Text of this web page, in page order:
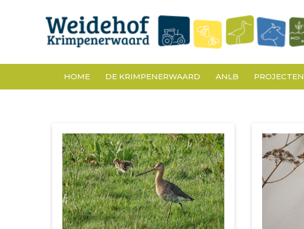
HOME DE KRIMPENERWAARD ANLB PROJECTEN